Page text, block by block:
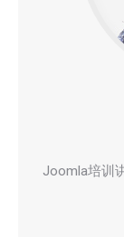
Joomla培训